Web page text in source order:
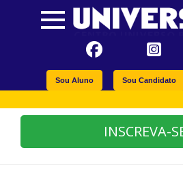
Sou Aluno Sou Candidato
INSCREVA-